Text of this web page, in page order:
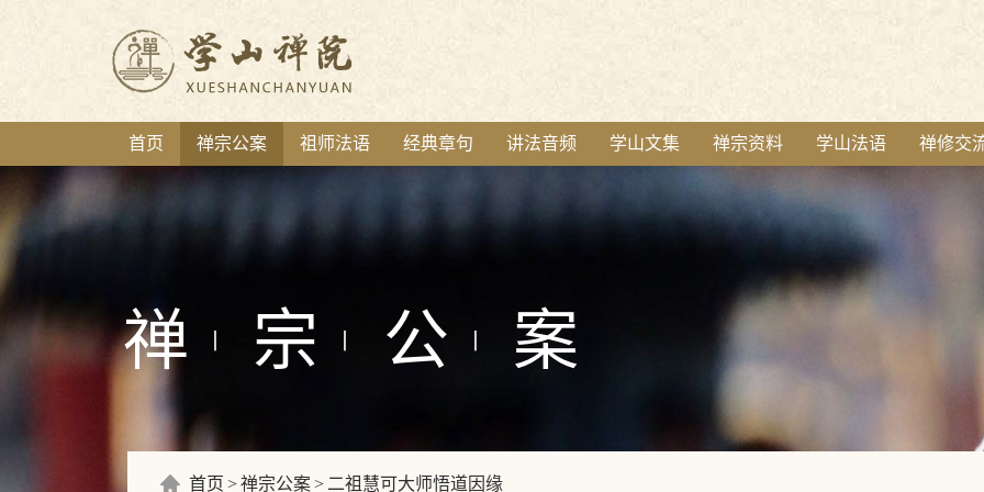
首页 禅宗公案 祖师法语 经典章句 讲法音频 学山文集 禅宗资料 学山法语 禅修交
禅 宗 公 案
首页 禅宗公案 二祖慧可大师悟道因缘